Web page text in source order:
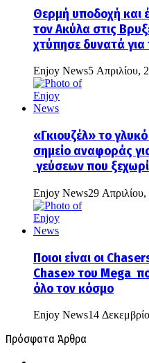
Θερμή υποδοχή και
τον Ακύλα στις
χτύπησε δυνατά
Enjoy News5 Απριλίου,
«Γκιουζέλ» το
σημείο αναφοράς
γεύσεων που
Enjoy News29
Ποιοι είναι οι
Chase» του Mega
όλο τον κόσμο
Enjoy News14
Πρόσφατα Άρθρα